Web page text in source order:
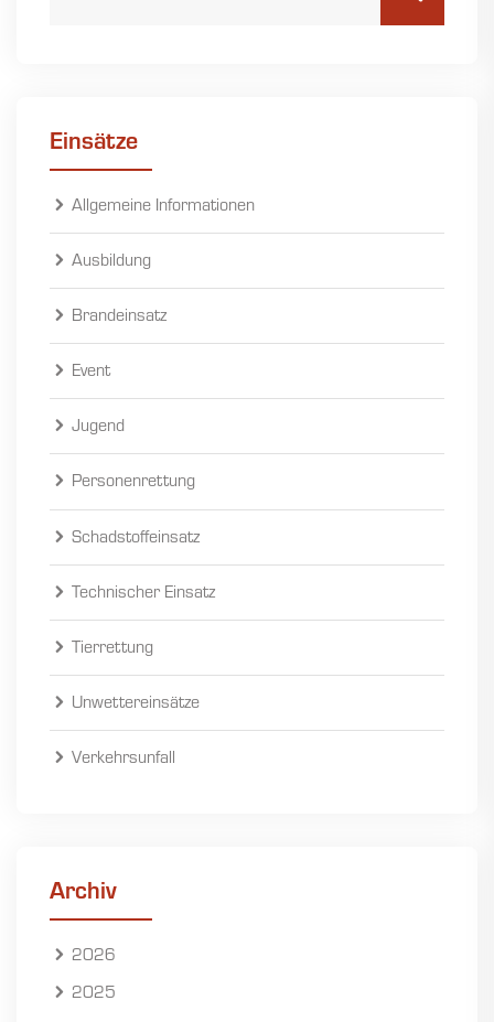
Einsätze
Allgemeine Informationen
Ausbildung
Brandeinsatz
Event
Jugend
Personenrettung
Schadstoffeinsatz
Technischer Einsatz
Tierrettung
Unwettereinsätze
Verkehrsunfall
Archiv
2026
2025